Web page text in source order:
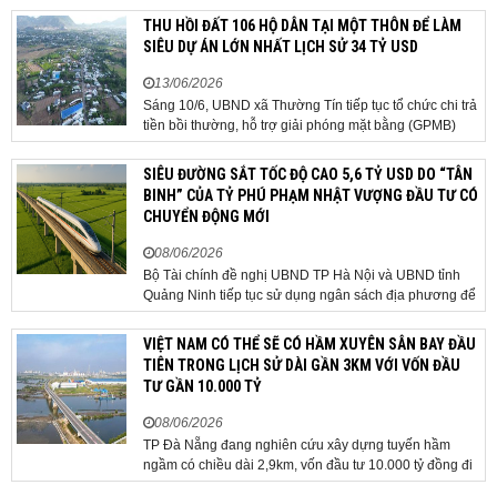
địa phương 2 cấp, phát triển nhà ở xã hội và xử lý các
vướng mắc về cơ chế, chính...
THU HỒI ĐẤT 106 HỘ DÂN TẠI MỘT THÔN ĐỂ LÀM
SIÊU DỰ ÁN LỚN NHẤT LỊCH SỬ 34 TỶ USD
13/06/2026
Sáng 10/6, UBND xã Thường Tín tiếp tục tổ chức chi trả
tiền bồi thường, hỗ trợ giải phóng mặt bằng (GPMB)
cho 106 hộ gia đình, cá nhân thuộc diện thu hồi đất để
thực hiện dự án Khu đô thị thể thao Quốc tế Hà Nội trên
địa bàn thôn Nhuệ Giang. Trong...
SIÊU ĐƯỜNG SẮT TỐC ĐỘ CAO 5,6 TỶ USD DO “TÂN
BINH” CỦA TỶ PHÚ PHẠM NHẬT VƯỢNG ĐẦU TƯ CÓ
CHUYỂN ĐỘNG MỚI
08/06/2026
Bộ Tài chính đề nghị UBND TP Hà Nội và UBND tỉnh
Quảng Ninh tiếp tục sử dụng ngân sách địa phương để
thực hiện công tác giải phóng mặt bằng đối với phần
tuyến đi qua địa bàn hai địa phương, bảo đảm tiến độ
triển khai. Bộ Tài chính vừa có công văn...
VIỆT NAM CÓ THỂ SẼ CÓ HẦM XUYÊN SÂN BAY ĐẦU
TIÊN TRONG LỊCH SỬ DÀI GẦN 3KM VỚI VỐN ĐẦU
TƯ GẦN 10.000 TỶ
08/06/2026
TP Đà Nẵng đang nghiên cứu xây dựng tuyến hầm
ngầm có chiều dài 2,9km, vốn đầu tư 10.000 tỷ đồng đi
qua sân bay quốc tế. TP Đà Nẵng đang nghiên cứu một